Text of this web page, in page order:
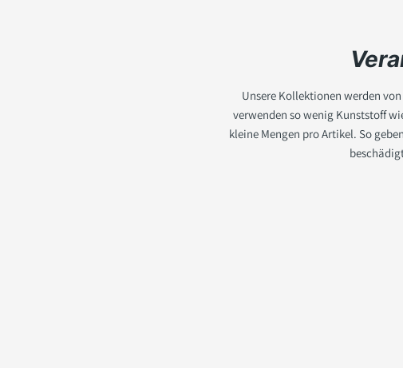
Unsere Kollektionen werden
verwenden so wenig Kunststoff
kleine Mengen pro Artikel. So